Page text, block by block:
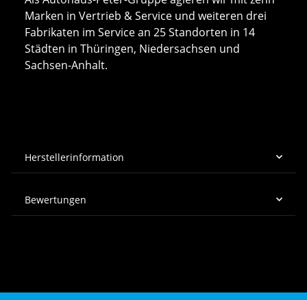
Marken in Vertrieb & Service und weiteren drei
Fabrikaten im Service an 25 Standorten in 14
Städten in Thüringen, Niedersachsen und
Sachsen-Anhalt.
Herstellerinformation
Bewertungen